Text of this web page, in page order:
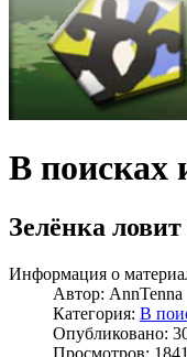
В поисках
Зелёнка
Информация о
Автор: AnnTenna
Категория: В
Опубликовано:
Просмотров: 1841